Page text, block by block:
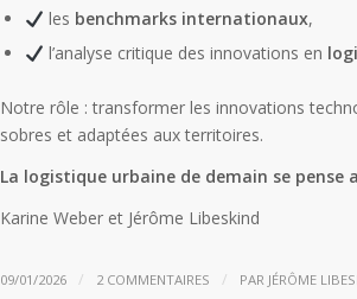
les benchmarks internationaux,
l’analyse critique des innovations en
Notre rôle : transformer les innovations
sobres et adaptées aux territoires.
La logistique urbaine de demain se
Karine Weber et Jérôme Libeskind
09/01/2026 / 2 COMMENTAIRES / PAR JÉRÔME